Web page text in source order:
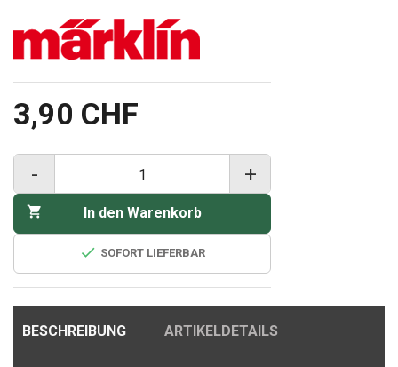
3,90 CHF
- +
 In den Warenkorb
 SOFORT LIEFERBAR
BESCHREIBUNG ARTIKELDETAILS